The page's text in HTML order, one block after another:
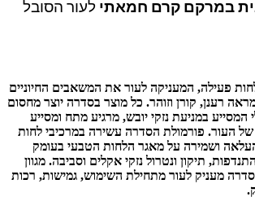
במרקם קרם חמאתי לעור הסובל
פעילה, המעניקה לעור את המשאבים החיוניים
רענן, קורן וזוהר. כל מוצר בסדרה יוצר מחסום
המסייע במניעת נזקי יובש, מרגיע מתח ומסייע
של העור. פורמולת הסדרה עשירה במרכיבי לחות
ושמירה על מאגר הלחות הטבעי בעומק
תיקון ונטרול נזקי אקלים וסביבה. מגוון
מעניק לעור מתחילת השימוש, גמישות, רכות